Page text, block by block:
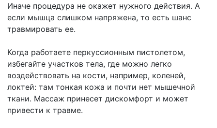
Иначе процедура не окажет нужного действия. А
если мышца слишком напряжена, то есть шанс
травмировать ее.
Когда работаете перкуссионным пистолетом,
избегайте участков тела, где можно легко
воздействовать на кости, например, коленей,
локтей: там тонкая кожа и почти нет мышечной
ткани. Массаж принесет дискомфорт и может
привести к травме.